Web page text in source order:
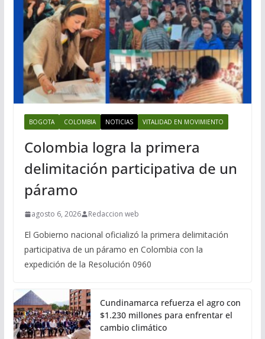
BOGOTA COLOMBIA NOTICIAS VITALIDAD EN MOVIMIENTO
Colombia logra la primera
delimitación participativa de un
páramo
agosto 6, 2026 Redaccion web
El Gobierno nacional oficializó la primera delimitación
participativa de un páramo en Colombia con la
expedición de la Resolución 0960
Cundinamarca refuerza el agro con
$1.230 millones para enfrentar el
cambio climático